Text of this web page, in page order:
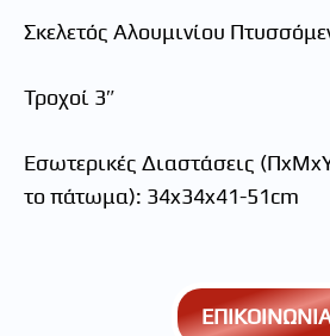
Σκελετός Αλουμινίου
Τροχοί 3″
Εσωτερικές Διαστάσεις
το πάτωμα): 34x34x41-51cm